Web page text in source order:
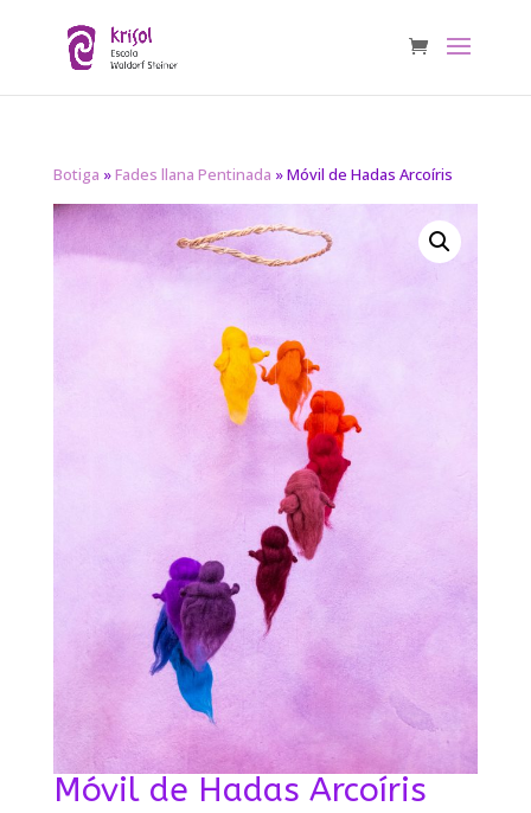
Botiga »Fades llana Pentinada » Móvil de Hadas Arcoíris
Móvil de Hadas Arcoíris